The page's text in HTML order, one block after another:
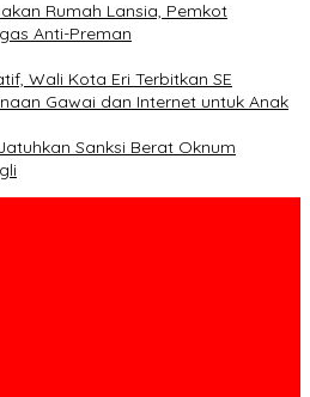
Rumah Lansia, Pemkot
Anti-Preman
Wali Kota Eri Terbitkan SE
Gawai dan Internet untuk Anak
Sanksi Berat Oknum